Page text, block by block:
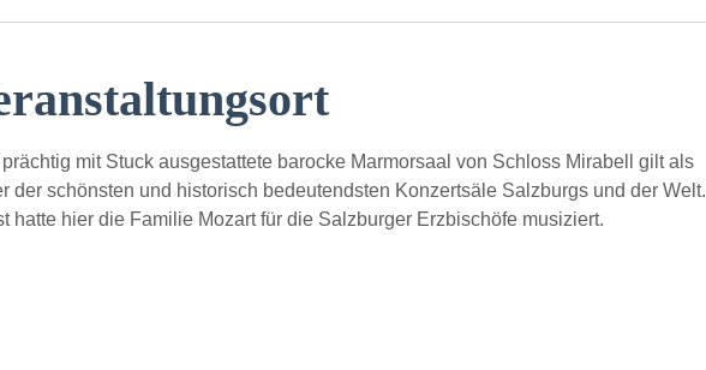
prächtig mit Stuck ausgestattete barocke Marmorsaal von Schloss Mirabell gilt als
der schönsten und historisch bedeutendsten Konzertsäle Salzburgs und der Welt.
hatte hier die Familie Mozart für die Salzburger Erzbischöfe musiziert.